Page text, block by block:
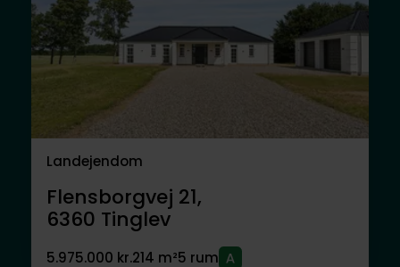
Landejendom
Flensborgvej 21,
6360 Tinglev
5.975.000 kr.214 m²5 rum